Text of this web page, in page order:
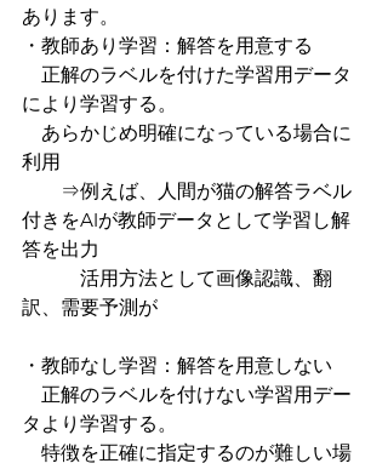
あります。
・教師あり学習：解答を用意する
正解のラベルを付けた学習用データ
により学習する。
あらかじめ明確になっている場合に
利用
⇒例えば、人間が猫の解答ラベル
付きをAIが教師データとして学習し解
答を出力
訳、需要予測が
・教師なし学習：解答を用意しない
正解のラベルを付けない学習用デー
タより学習する。
特徴を正確に指定するのが難しい場